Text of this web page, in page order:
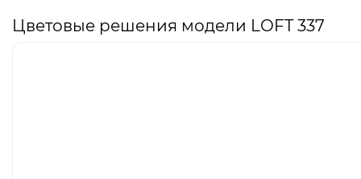
Цветовые решения модели LOFT 337